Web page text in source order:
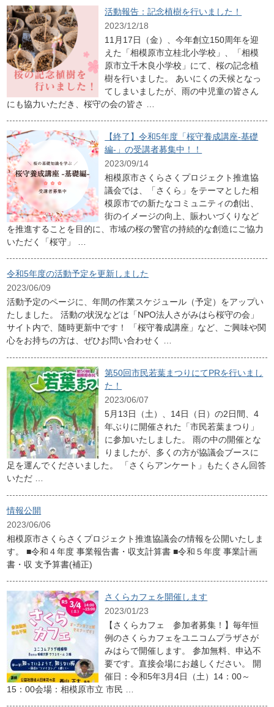
活動報告：記念植樹を行いました！
2023/12/18
11月17日（金）、今年創立150周年を迎
えた「相模原市立桂北小学校」、「相模
原市立千木良小学校」にて、桜の記念植
樹を行いました。 あいにくの天候となっ
てしまいましたが、雨の中児童の皆さん
にも協力いただき、桜守の会の皆さ …
【終了】令和5年度「桜守養成講座-基礎
編-」の受講者募集中！！
2023/09/14
相模原市さくらさくプロジェクト推進協
議会では、「さくら」をテーマとした相
模原市での新たなコミュニティの創出、
街のイメージの向上、賑わいづくりなど
を推進することを目的に、市域の桜の警官の持続的な創造にご協力
いただく「桜守」 …
令和5年度の活動予定を更新しました
2023/06/09
活動予定のページに、年間の作業スケジュール（予定）をアップい
たしました。 活動の状況などは「NPO法人さがみはら桜守の会」
サイト内で、随時更新中です！ 「桜守養成講座」など、ご興味や関
心をお持ちの方は、ぜひお問い合わせく …
第50回市民若葉まつりにてPRを行いまし
た！
2023/06/07
5月13日（土）、14日（日）の2日間、4
年ぶりに開催された「市民若葉まつり」
に参加いたしました。 雨の中の開催とな
りましたが、多くの方が協議会ブースに
足を運んでくださいました。 「さくらアンケート」もたくさん回答
いただ …
情報公開
2023/06/06
相模原市さくらさくプロジェクト推進協議会の情報を公開いたしま
す。 ■令和４年度 事業報告書・収支計算書 ■令和５年度 事業計画
書・収 支予算書(補正)
さくらカフェを開催します
2023/01/23
【さくらカフェ 参加者募集！】毎年恒
例のさくらカフェをユニコムプラザさが
みはらで開催します。 参加無料、申込不
要です。直接会場にお越しください。 開
催日：令和5年3月4日（土）14：00～
15：00会場：相模原市立 市民 …